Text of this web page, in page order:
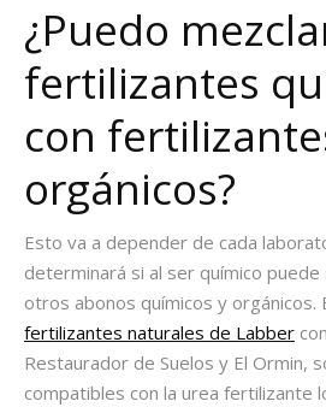
¿Puedo
fertilizantes
con
orgánicos?
Esto va a depender de cada
determinará si al ser químico puede
otros abonos químicos y orgánicos.
fertilizantes naturales de Labber
Restaurador de Suelos y El Ormin,
compatibles con la urea fertilizante